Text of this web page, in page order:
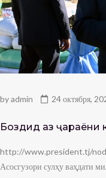
byadmin 24 октября,
Боздид аз ҷараёни
http://www.president.tj/
Асосгузори сулҳу ваҳдати